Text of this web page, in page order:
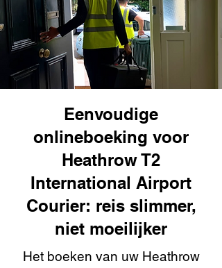
Eenvoudige
onlineboeking voor
Heathrow T2
International Airport
Courier: reis slimmer,
niet moeilijker
Het boeken van uw Heathrow